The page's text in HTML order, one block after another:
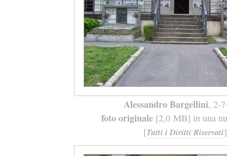
Alessandro Bargellini, 2-
foto originale[2,0 MB] in una
[Tutti i Diritti Riservati]